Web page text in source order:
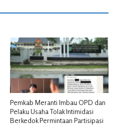
Pemkab Meranti Imbau OPD dan
Pelaku Usaha Tolak Intimidasi
Berkedok Permintaan Partisipasi